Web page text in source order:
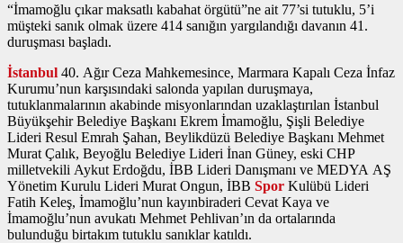
“İmamoğlu çıkar maksatlı kabahat örgütü”ne ait 77’si tutuklu, 5’i
müşteki sanık olmak üzere 414 sanığın yargılandığı davanın 41.
duruşması başladı.
İstanbul 40. Ağır Ceza Mahkemesince, Marmara Kapalı Ceza İnfaz
Kurumu’nun karşısındaki salonda yapılan duruşmaya,
tutuklanmalarının akabinde misyonlarından uzaklaştırılan İstanbul
Büyükşehir Belediye Başkanı Ekrem İmamoğlu, Şişli Belediye
Lideri Resul Emrah Şahan, Beylikdüzü Belediye Başkanı Mehmet
Murat Çalık, Beyoğlu Belediye Lideri İnan Güney, eski CHP
milletvekili Aykut Erdoğdu, İBB Lideri Danışmanı ve MEDYA AŞ
Yönetim Kurulu Lideri Murat Ongun, İBB Spor Kulübü Lideri
Fatih Keleş, İmamoğlu’nun kayınbiraderi Cevat Kaya ve
İmamoğlu’nun avukatı Mehmet Pehlivan’ın da ortalarında
bulunduğu birtakım tutuklu sanıklar katıldı.